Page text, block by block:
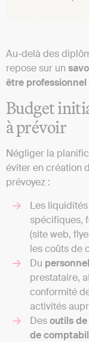
Au-delà des
repose sur un
être professionnel
Budget
à prévoir
Négliger la
éviter en création
prévoyez :
Les liquidités
spécifiques,
(site web,
les coûts de
Du
prestataire,
conformité
activités
Desoutils
de